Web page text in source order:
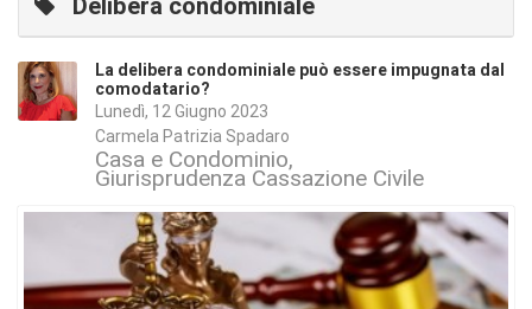
La delibera condominiale può essere impugnata dal
comodatario?
Lunedì, 12 Giugno 2023
Carmela Patrizia Spadaro
Casa e Condominio
Giurisprudenza Cassazione Civile